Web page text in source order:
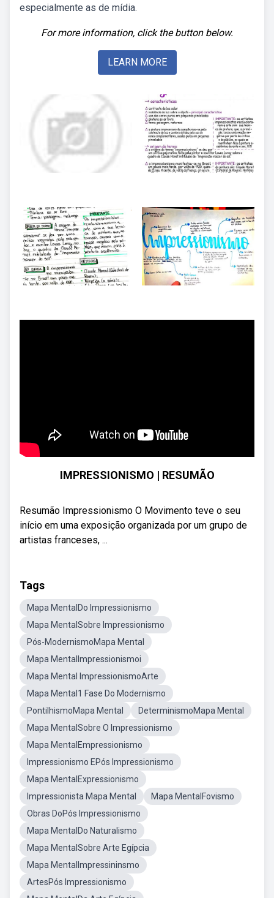
especialmente as de mídia.
For more information, click the button below.
LEARN MORE
IMPRESSIONISMO | RESUMÃO
Resumão Impressionismo O Movimento teve o seu
início em uma exposição organizada por um grupo de
artistas franceses, ...
Tags
Mapa MentalDo Impressionismo
Mapa MentalSobre Impressionismo
Pós-ModernismoMapa Mental
Mapa MentalImpressionismoi
Mapa Mental ImpressionismoArte
Mapa Mental1 Fase Do Modernismo
PontilhismoMapa Mental
DeterminismoMapa Mental
Mapa MentalSobre O Impressionismo
Mapa MentalEmpressionismo
Impressionismo EPós Impressionismo
Mapa MentalExpressionismo
Impressionista Mapa Mental
Mapa MentalFovismo
Obras DoPós Impressionismo
Mapa MentalDo Naturalismo
Mapa MentalSobre Arte Egípcia
Mapa MentalImpressininsmo
ArtesPós Impressionismo